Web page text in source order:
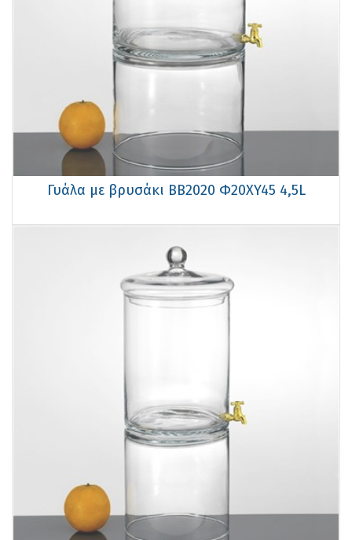
Γυάλα με βρυσάκι ΒΒ2020 Φ20XY45 4,5L